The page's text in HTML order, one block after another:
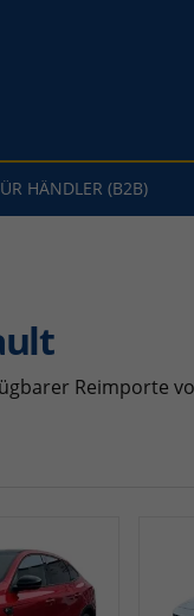
HÄNDLER (B2B)
Reimporte